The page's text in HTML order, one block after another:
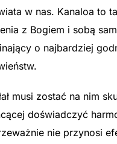
w nas. Kanaloa to
z Bogiem i sobą
o najbardziej
musi zostać na nim
doświadczyć
nie przynosi